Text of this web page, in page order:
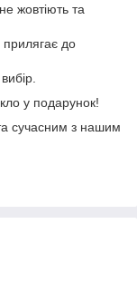
жовтіють та
до
у подарунок!
сучасним з нашим